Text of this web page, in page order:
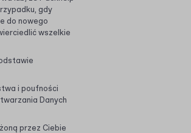
gdy
do nowego
wszelkie
i poufności
Danych
przez Ciebie